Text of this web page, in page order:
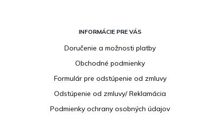
INFORMÁCIE PRE VÁS
Doručenie a možnosti platby
Obchodné podmienky
Formulár pre odstúpenie od zmluvy
Odstúpenie od zmluvy/ Reklamácia
Podmienky ochrany osobných údajov